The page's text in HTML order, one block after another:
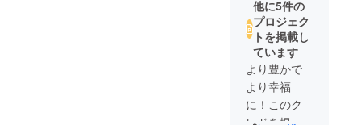
他に5件の
プロジェク
トを掲載し
ています
より豊かで
より幸福
に！このク